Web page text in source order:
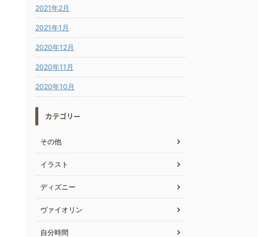
2021年2月
2021年1月
2020年12月
2020年11月
2020年10月
カテゴリー
その他
イラスト
ディズニー
ヴァイオリン
自分時間